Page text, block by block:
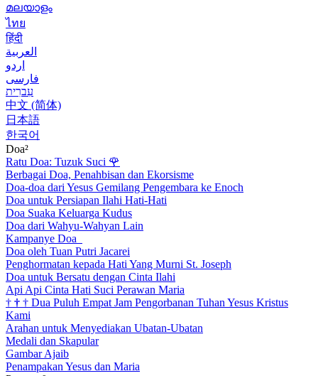
മലയാളം
ไทย
हिंदी
العربية
اردو
فارسی
עִברִית
中文 (简体)
日本語
한국어
Doa²
Ratu Doa: Tuzuk Suci 🌹
Berbagai Doa, Penahbisan dan Ekorsisme
Doa-doa dari Yesus Gemilang Pengembara ke Enoch
Doa untuk Persiapan Ilahi Hati-Hati
Doa Suaka Keluarga Kudus
Doa dari Wahyu-Wahyan Lain
Kampanye Doa
Doa oleh Tuan Putri Jacarei
Penghormatan kepada Hati Yang Murni St. Joseph
Doa untuk Bersatu dengan Cinta Ilahi
Api Api Cinta Hati Suci Perawan Maria
† † † Dua Puluh Empat Jam Pengorbanan Tuhan Yesus Kristus
Kami
Arahan untuk Menyediakan Ubatan-Ubatan
Medali dan Skapular
Gambar Ajaib
Penampakan Yesus dan Maria